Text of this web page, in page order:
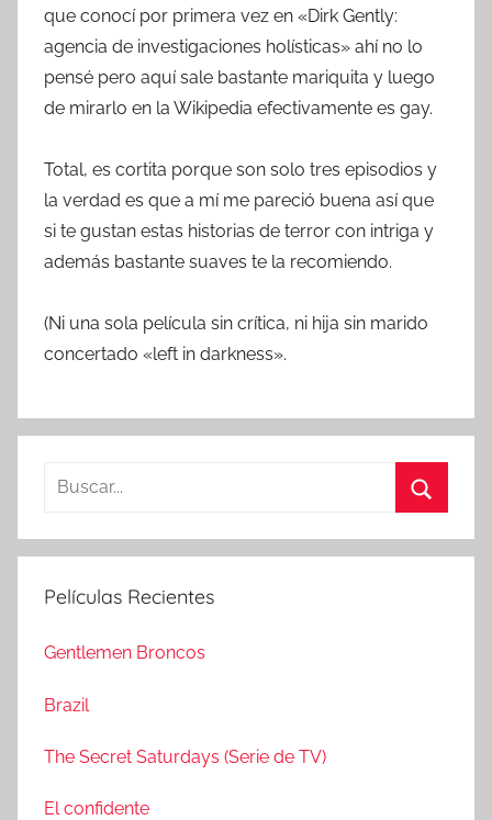
que conocí por primera vez en «Dirk Gently:
agencia de investigaciones holísticas» ahí no lo
pensé pero aquí sale bastante mariquita y luego
de mirarlo en la Wikipedia efectivamente es gay.
Total, es cortita porque son solo tres episodios y
la verdad es que a mí me pareció buena así que
si te gustan estas historias de terror con intriga y
además bastante suaves te la recomiendo.
(Ni una sola película sin crítica, ni hija sin marido
concertado «left in darkness».
s
a
:
u
Películas Recientes
Gentlemen Broncos
Brazil
The Secret Saturdays (Serie de TV)
El confidente